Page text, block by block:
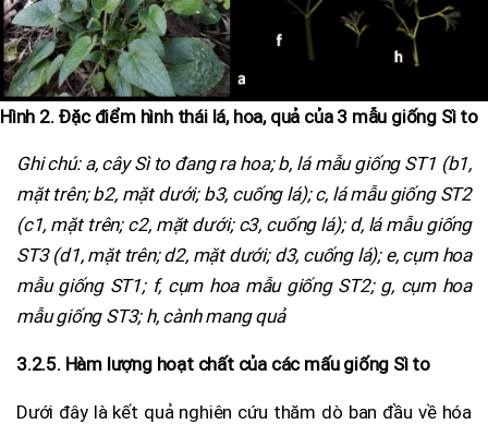
Hình 2. Đặc điểm hình thái lá, hoa, quả của 3 mẫu giống Sì to
Ghi chú: a, cây Sì to đang ra hoa; b, lá mẫu giống ST1 (b1,
mặt trên; b2, mặt dưới; b3, cuống lá); c, lá mẫu giống ST2
(c1, mặt trên; c2, mặt dưới; c3, cuống lá); d, lá mẫu giống
ST3 (d1, mặt trên; d2, mặt dưới; d3, cuống lá); e, cụm hoa
mẫu giống ST1; f, cụm hoa mẫu giống ST2; g, cụm hoa
mẫu giống ST3; h, cành mang quả
3.2.5. Hàm lượng hoạt chất của các mấu giống Sì to
Dưới đây là kết quả nghiên cứu thăm dò ban đầu về hóa